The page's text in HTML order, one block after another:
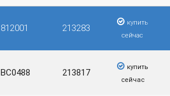
812001 213283
купить
сейчас
BC0488 213817
купить
сейчас